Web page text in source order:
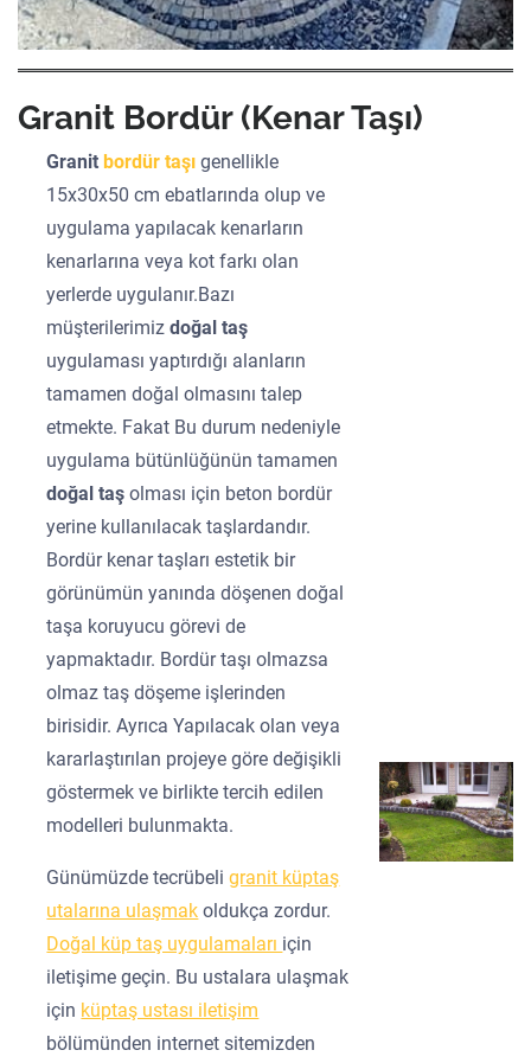
Granit Bordür (Kenar Taşı)
Granitbordür taşı genellikle
15x30x50 cm ebatlarında olup ve
uygulama yapılacak kenarların
kenarlarına veya kot farkı olan
yerlerde uygulanır.Bazı
müşterilerimizdoğal taş
uygulaması yaptırdığı alanların
tamamen doğal olmasını talep
etmekte. Fakat Bu durum nedeniyle
uygulama bütünlüğünün tamamen
doğal taşolması için beton bordür
yerine kullanılacak taşlardandır.
Bordür kenar taşları estetik bir
görünümün yanında döşenen doğal
taşa koruyucu görevi de
yapmaktadır. Bordür taşı olmazsa
olmaz taş döşeme işlerinden
birisidir. Ayrıca Yapılacak olan veya
kararlaştırılan projeye göre değişikli
göstermek ve birlikte tercih edilen
modelleri bulunmakta.
Günümüzde tecrübeligranit küptaş
utalarına ulaşmak oldukça zordur.
Doğal küp taş uygulamaları için
iletişime geçin. Bu ustalara ulaşmak
için küptaş ustası iletişim
bölümünden internet sitemizden